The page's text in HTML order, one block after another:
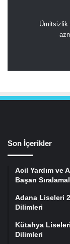
Ümitsizlik
Son İçerikler
Acil Yardım ve
Başarı
Adana Liseleri
Dilimleri
Kütahya
Dilimleri